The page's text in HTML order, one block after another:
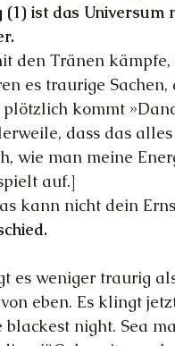
ist das Universum
den Tränen
es traurige
kommt
dass das
wie man meine
auf.]
kann nicht dein
es weniger traurig
eben. Es klingt
night. Sea